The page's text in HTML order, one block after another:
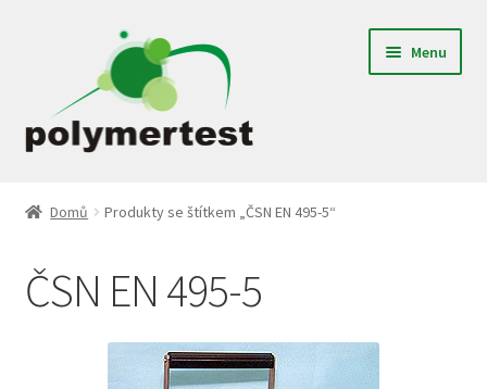
navigaci
webu
Menu
Plastikářské laboratoře
Jednoúčelové zařízení
Domů Produkty se štítkem „ČSN EN 495-5“
ČSN EN 495-5